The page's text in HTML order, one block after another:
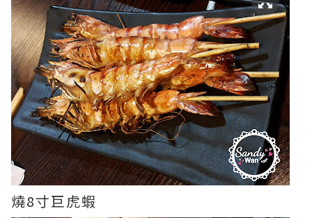
燒8寸巨虎蝦